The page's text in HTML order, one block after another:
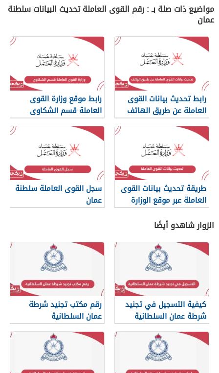
مواضيع ذات صلة بـ : رقم القوى العاملة تحديث البيانات سلطنة
عمان
رابط تحديث بيانات القوى
العاملة عن طريق الهاتف
والرسائل
رابط موقع وزارة القوى
العاملة قسم الشكاوى
طريقة تحديث بيانات القوى
العاملة عبر موقع الوزارة
سجل القوى العاملة سلطنة
عمان
الزوار شاهدو أيضًا
كيفية التسجيل في تجنيد
شرطة عمان السلطانية
2026
رقم مكتب تجنيد شرطة
عمان السلطانية